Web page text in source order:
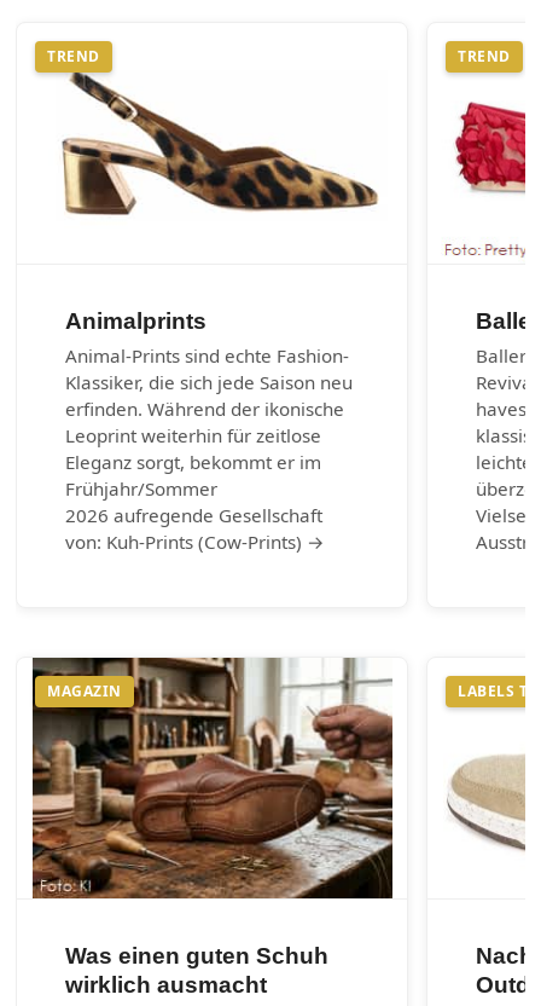
TREND
Animalprints
Animal-Prints sind echte Fashion-
Klassiker, die sich jede Saison neu
erfinden. Während der ikonische
Leoprint weiterhin für zeitlose
Eleganz sorgt, bekommt er im
Frühjahr/Sommer
2026 aufregende Gesellschaft
von: Kuh-Prints (Cow-Prints) →
TREND
haves
MAGAZIN
Was einen guten Schuh
wirklich ausmacht
LABELS